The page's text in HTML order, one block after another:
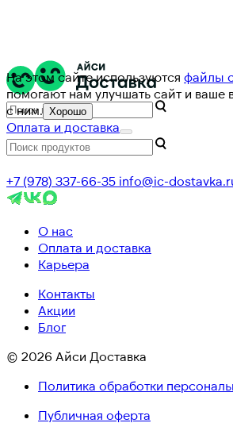
На этом сайте используются файлы
помогают нам улучшать сайт и ваше
с ним. Хорошо
Оплата и доставка
+7 (978) 337-66-35 info@ic-
О нас
Оплата и доставка
Карьера
Контакты
Акции
Блог
© 2026 Айси Доставка
Политика обработки
Публичная оферта